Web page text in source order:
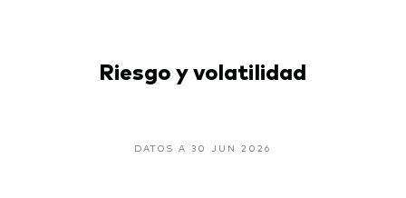
Riesgo y volatilidad
DATOS A 30 JUN 2026